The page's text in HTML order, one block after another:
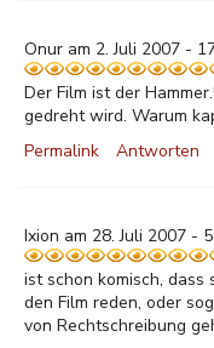
Onur am 2. Juli 2007 -
Der Film ist der
gedreht wird. Warum
Permalink
Antworten
Ixion am 28. Juli 2007 -
ist schon komisch,
den Film reden, oder
von Rechtschreibung